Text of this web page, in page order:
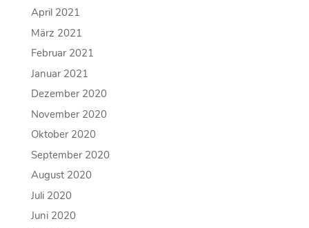
April 2021
März 2021
Februar 2021
Januar 2021
Dezember 2020
November 2020
Oktober 2020
September 2020
August 2020
Juli 2020
Juni 2020